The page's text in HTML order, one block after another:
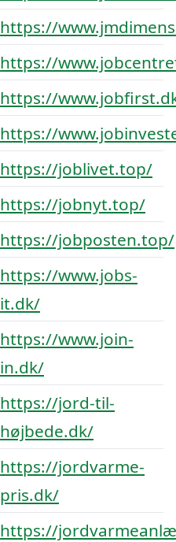
https://
https://
https://
https://
https://joblivet.top/
https://jobnyt.top/
https://jobposten.top/
https://www.jobs-
it.dk/
https://www.join-
in.dk/
https://jord-til-
højbede.dk/
https://jordvarme-
pris.dk/
https://